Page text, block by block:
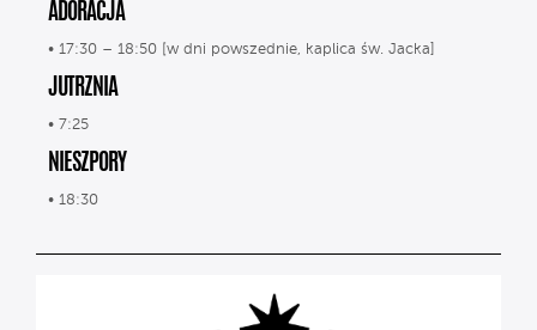
ADORACJA
• 17:30 – 18:50 [w dni powszednie, kaplica św. Jacka]
JUTRZNIA
• 7:25
NIESZPORY
• 18:30